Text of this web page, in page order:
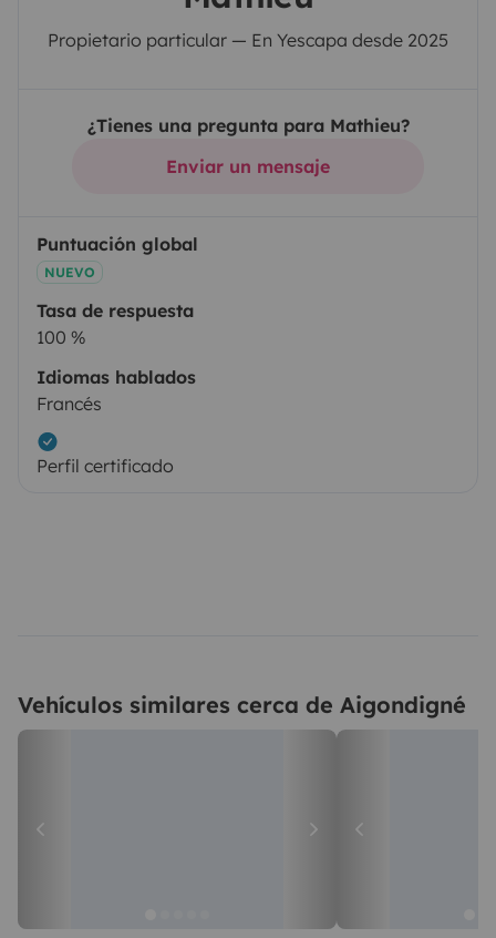
Propietario particular — En Yescapa desde 2025
¿Tienes una pregunta para Mathieu?
Enviar un mensaje
Puntuación global
NUEVO
Tasa de respuesta
100 %
Idiomas hablados
Francés
Perfil certificado
Vehículos similares cerca de Aigondigné